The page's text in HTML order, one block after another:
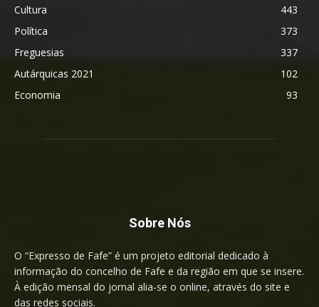
Cultura
443
Política
373
Freguesias
337
Autárquicas 2021
102
Economia
93
Sobre Nós
O “Expresso de Fafe” é um projeto editorial dedicado à
informação do concelho de Fafe e da região em que se insere.
À edição mensal do jornal alia-se o online, através do site e
das redes sociais.